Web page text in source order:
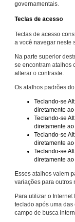
governamentais.
Teclas de acesso
Teclas de acesso
a você navegar neste
Na parte superior
se encontram atalhos
alterar o contraste.
Os atalhos padrões
Teclando-se
diretamente
Teclando-se
diretamente
Teclando-se
diretamente
Teclando-se
diretamente
Esses atalhos valem
variações para outros
Para utilizar o
teclado após uma
campo de busca